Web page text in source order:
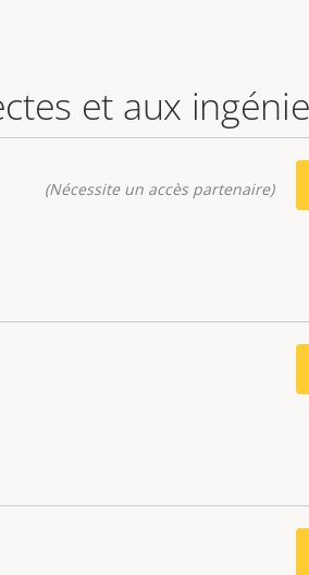
et aux
(Nécessite un accès partenaire)